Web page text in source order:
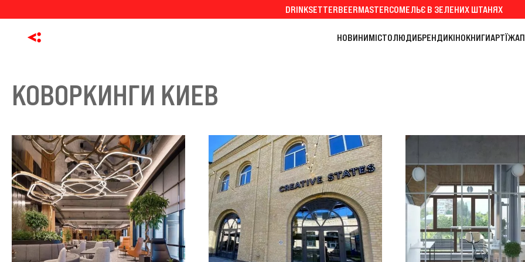
DRINKSETTERBEERMASTERСОМЕЛЬЄ В ЗЕЛЕНИХ ШТАНЯХ
НОВИНИМІСТОЛЮДИБРЕНДИКІНОКНИГИАРТЇЖА
КОВОРКИНГИ КИЕВ